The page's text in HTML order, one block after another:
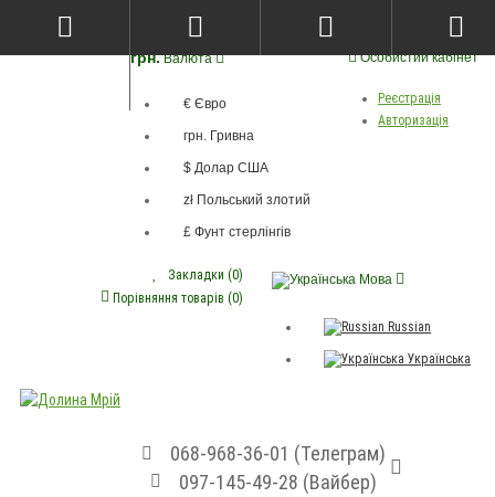
Особистий кабінет
Реєстрація
Авторизація
грн. Валюта
€ Євро
грн. Гривна
$ Долар США
zł Польський злотий
£ Фунт стерлінгів
Мова
Russian
Українська
Закладки (0)
Порівняння товарів (0)
068-968-36-01 (Телеграм)
097-145-49-28 (Вайбер)